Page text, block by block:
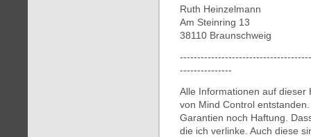
Ruth Heinzelmann
Am Steinring 13
38110 Braunschweig
---------------
Alle Informationen auf dieser
von Mind Control
Garantien noch Haftung.
die ich verlinke. Auch diese